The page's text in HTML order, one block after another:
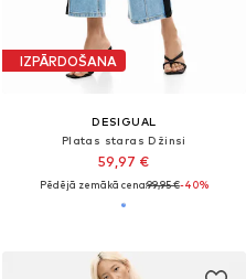
IZPĀRDOŠANA
DESIGUAL
Platas staras Džinsi
59,97 €
Pēdējā zemākā cena:99,95 €-40%